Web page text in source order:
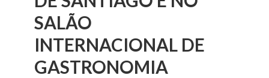
SALÃO
INTERNACIONAL DE
GASTRONOMIA